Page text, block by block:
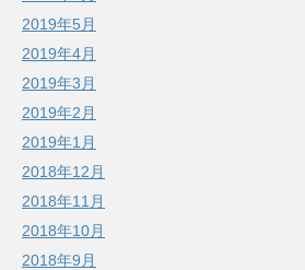
2019年5月
2019年4月
2019年3月
2019年2月
2019年1月
2018年12月
2018年11月
2018年10月
2018年9月